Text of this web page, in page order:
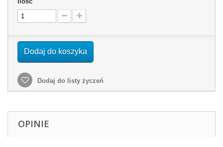
Dodaj do koszyka
Dodaj do listy życzeń
OPINIE